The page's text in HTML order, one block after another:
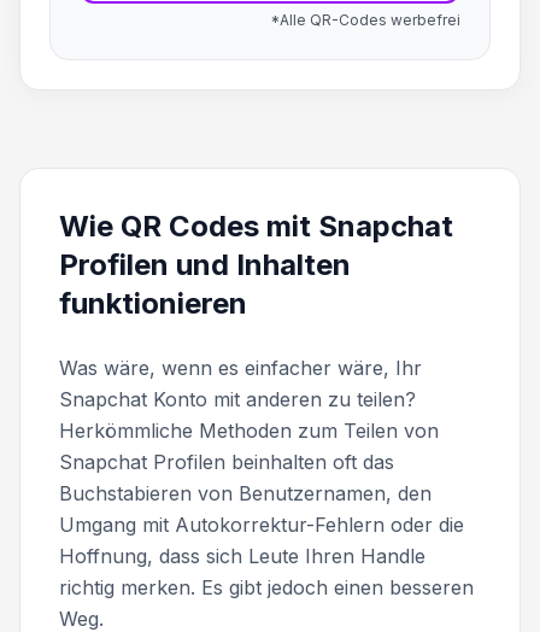
*Alle QR-Codes werbefrei
Wie QR Codes mit Snapchat
Profilen und Inhalten
funktionieren
Was wäre, wenn es einfacher wäre, Ihr
Snapchat Konto mit anderen zu teilen?
Herkömmliche Methoden zum Teilen von
Snapchat Profilen beinhalten oft das
Buchstabieren von Benutzernamen, den
Umgang mit Autokorrektur-Fehlern oder die
Hoffnung, dass sich Leute Ihren Handle
richtig merken. Es gibt jedoch einen besseren
Weg.